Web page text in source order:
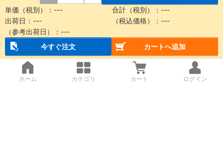
単価（税別）： --- 合計（税別）： ---
出荷日： --- （税込価格）： ---
（参考出荷日）： ---
今すぐ注文
カートへ追加
ホーム カテゴリ カート ログイン